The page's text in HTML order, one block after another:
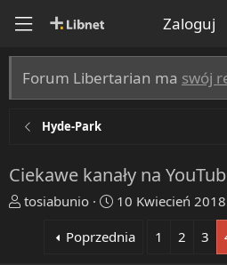
Zaloguj
Forum Libertarian ma swój
Hyde-Park
Ciekawe kanały na
T
tosiabunio
R
z
10 Kwiecień 2018
Poprzednia
1 2 3